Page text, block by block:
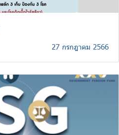
27 กรกฎาคม 2566